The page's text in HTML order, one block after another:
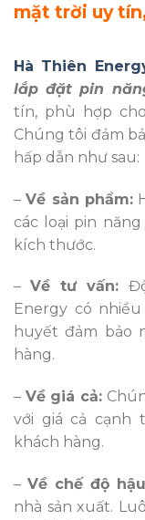
mặt trời uy
Hà Thiên
lắp đặt pin
tín, phù hợp
Chúng tôi đảm
hấp dẫn như sau:
–Về sản phẩm:
các loại pin
kích thước.
–Về tư vấn:
Energy có
huyết đảm bảo
hàng.
– Về giá cả:
với giá cả cạnh
khách hàng.
– Về chế độ
nhà sản xuất.